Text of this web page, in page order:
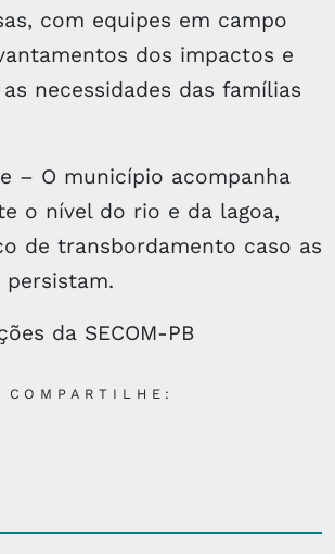
com equipes em campo
dos impactos e
necessidades das famílias
– O município acompanha
o nível do rio e da lagoa,
de transbordamento caso as
da SECOM-PB
COMPARTILHE: